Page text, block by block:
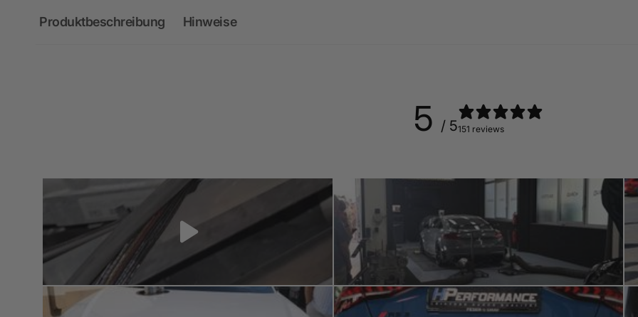
Produktbeschreibung Hinweise
5 / 5151 reviews